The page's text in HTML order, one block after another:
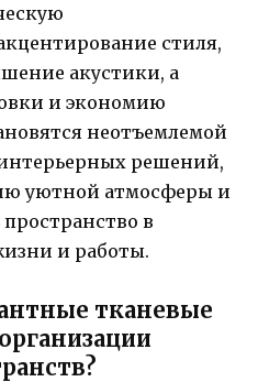
стиля,
акустики, а
и экономию
неотъемлемой
решений,
уютной атмосферы и
в
и работы.
тканевые